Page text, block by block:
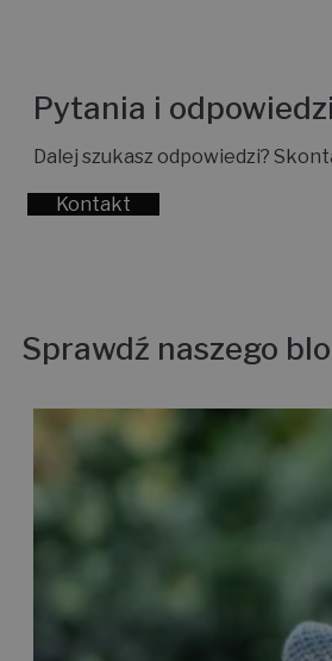
Pytania i odpowiedzi
Dalej szukasz odpowiedzi?
Kontakt
Sprawdź naszego